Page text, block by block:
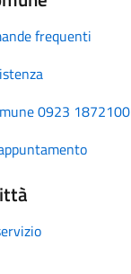
frequenti
0923 1872100